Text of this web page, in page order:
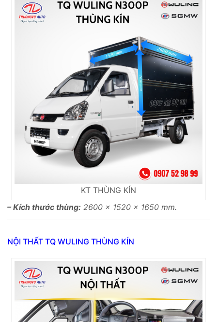
KT THÙNG KÍN
– Kích thước thùng: 2600 x 1520 x 1650 mm.
NỘI THẤT TQ WULING THÙNG KÍN